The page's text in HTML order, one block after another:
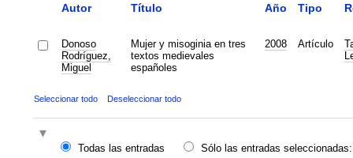
Autor Título Año Tipo
Donoso
Rodríguez,
Miguel
Mujer y misoginia en tres
textos medievales
españoles
2008 Artículo
Seleccionar todo Deseleccionar todo
Todas las entradas
Sólo las entradas seleccionadas: